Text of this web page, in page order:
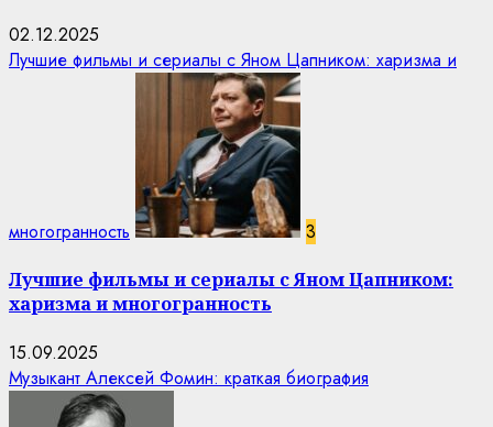
02.12.2025
Лучшие фильмы и сериалы с Яном Цапником: харизма и
многогранность 3
Лучшие фильмы и сериалы с Яном Цапником:
харизма и многогранность
15.09.2025
Музыкант Алексей Фомин: краткая биография